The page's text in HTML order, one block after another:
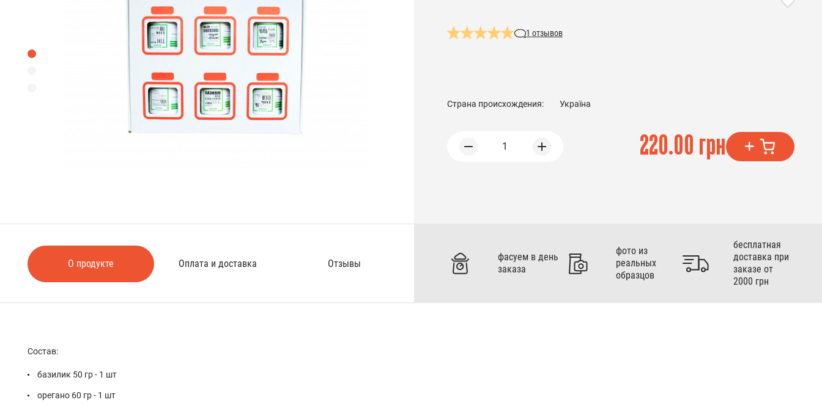
1 отзывов
Страна происхождения: Україна
1 220.00 грн
О продукте Оплата и доставка Отзывы
фасуем в день
заказа
фото из
реальных
образцов
бесплатная
доставка при
заказе от
2000 грн
Состав:
базилик 50 гр - 1 шт
орегано 60 гр - 1 шт